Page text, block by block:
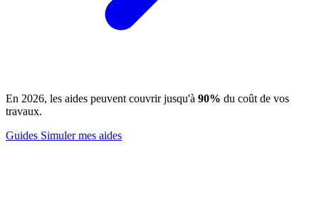
En 2026, les aides peuvent couvrir jusqu'à 90% du coût de vos
travaux.
Guides Simuler mes aides